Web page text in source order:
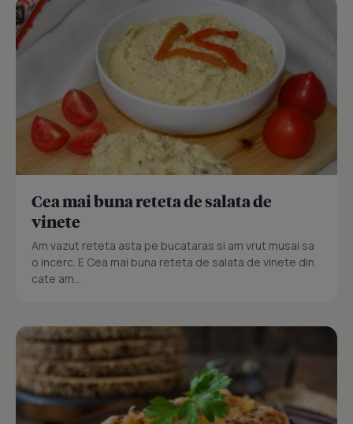
Cea mai buna reteta de salata de
vinete
Am vazut reteta asta pe bucataras si am vrut musai sa
o incerc. E Cea mai buna reteta de salata de vinete din
cate am...